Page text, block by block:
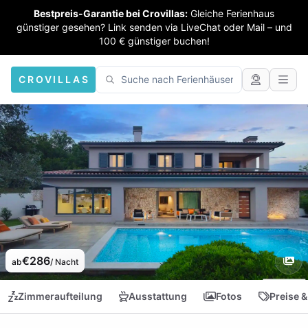
Bestpreis-Garantie bei Crovillas: Gleiche Ferienhaus
günstiger gesehen? Link senden via LiveChat oder Mail – und
100 € günstiger buchen!
CROVILLAS
ab€286/ Nacht
Zimmeraufteilung Ausstattung Fotos Preise